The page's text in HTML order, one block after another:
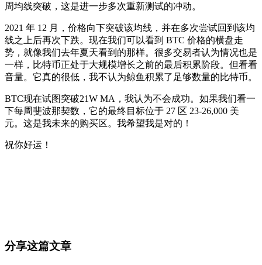
周均线突破，这是进一步多次重新测试的冲动。
2021 年 12 月，价格向下突破该均线，并在多次尝试回到该均
线之上后再次下跌。现在我们可以看到 BTC 价格的横盘走
势，就像我们去年夏天看到的那样。很多交易者认为情况也是
一样，比特币正处于大规模增长之前的最后积累阶段。但看看
音量。它真的很低，我不认为鲸鱼积累了足够数量的比特币。
BTC现在试图突破21W MA，我认为不会成功。如果我们看一
下每周斐波那契数，它的最终目标位于 27 区 23-26,000 美
元。这是我未来的购买区。我希望我是对的！
祝你好运！
分享这篇文章